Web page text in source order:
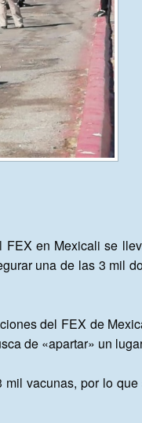
en Mexicali se
una de las 3 mil
del FEX de
de «apartar» un
vacunas, por lo